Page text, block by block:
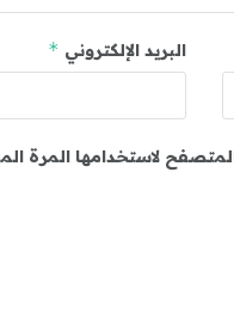
البريد الإلكتروني *
لاستخدامها المرة